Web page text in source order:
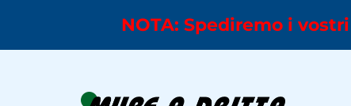
NOTA: Spediremo i